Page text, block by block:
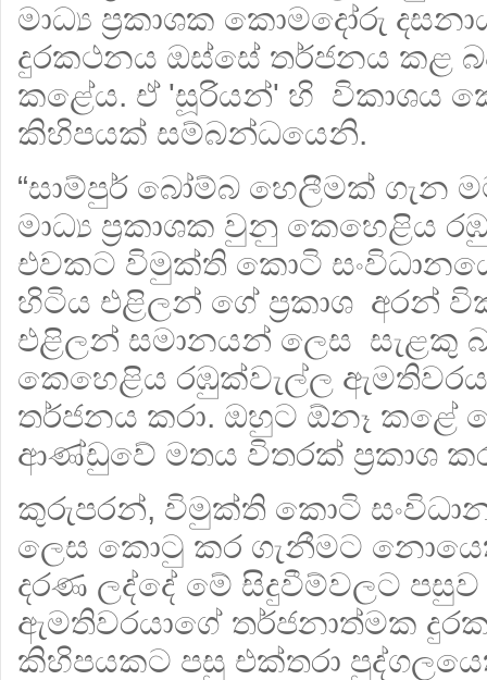
මාධ්‍ය ප්‍රකාශක කොමදෝරු
දුරකථනය ඔස්සේ තර්ජනය කළ
කළේය. ඒ 'සූරියන්' හි විකාශය
කිහිපයක් සම්බන්ධයෙනි.
“සාම්පුර් බෝම්බ හෙලීමක් ගැන
මාධ්‍ය ප්‍රකාශක වුනු කෙහෙළිය
එවකට විමුක්ති කොටි
හිටිය එළිලන් ගේ ප්‍රකාශ අරන්
එළිලන් සමානයන් ලෙස සැළකු
කෙහෙළිය රඹුක්වැල්ල
තර්ජනය කරා. ඔහුට ඕනෑ කළේ
ආණ්ඩුවේ මතය විතරක් ප්‍රකාශ
කුරුපරන්, විමුක්ති කොටි
ලෙස කොටු කර ගැනීමට
දරණ ලද්දේ මේ සිදුවීම්වලට
ඇමතිවරයාගේ තර්ජනාත්මක
කිහිපයකට පසු එක්තරා